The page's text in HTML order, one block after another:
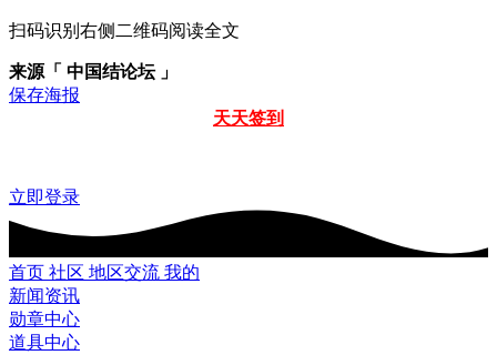
扫码识别右侧二维码阅读全文
来源「 中国结论坛 」
保存海报
天天签到
立即登录
首页 社区 地区交流 我的
新闻资讯
勋章中心
道具中心